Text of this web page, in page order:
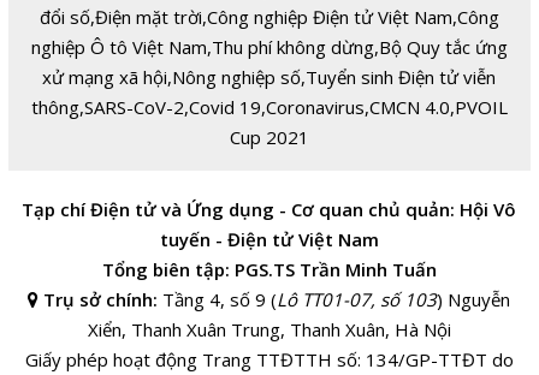
đổi số,Điện mặt trời,Công nghiệp Điện tử Việt Nam,Công
nghiệp Ô tô Việt Nam,Thu phí không dừng,Bộ Quy tắc ứng
xử mạng xã hội,Nông nghiệp số,Tuyển sinh Điện tử viễn
thông,SARS-CoV-2,Covid 19,Coronavirus,CMCN 4.0,PVOIL
Cup 2021
Tạp chí Điện tử và Ứng dụng - Cơ quan chủ quản: Hội Vô
tuyến - Điện tử Việt Nam
Tổng biên tập: PGS.TS Trần Minh Tuấn
Trụ sở chính: Tầng 4, số 9 (Lô TT01-07, số 103) Nguyễn
Xiển, Thanh Xuân Trung, Thanh Xuân, Hà Nội
Giấy phép hoạt động Trang TTĐTTH số: 134/GP-TTĐT do